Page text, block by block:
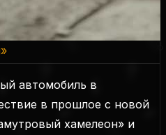
автомобиль в
в прошлое с новой
хамелеон» и